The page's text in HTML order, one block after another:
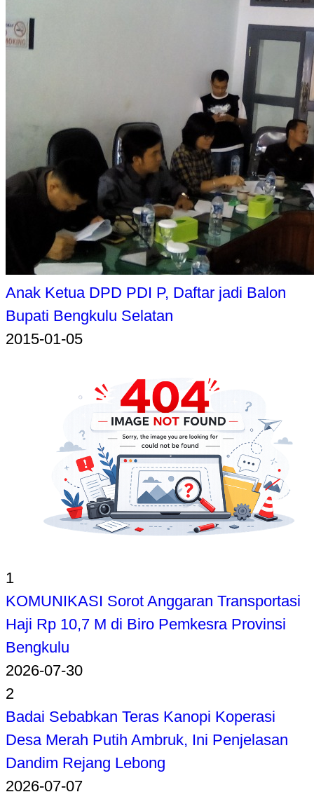
Anak Ketua DPD PDI P, Daftar jadi Balon
Bupati Bengkulu Selatan
2015-01-05
1
KOMUNIKASI Sorot Anggaran Transportasi
Haji Rp 10,7 M di Biro Pemkesra Provinsi
Bengkulu
2026-07-30
2
Badai Sebabkan Teras Kanopi Koperasi
Desa Merah Putih Ambruk, Ini Penjelasan
Dandim Rejang Lebong
2026-07-07